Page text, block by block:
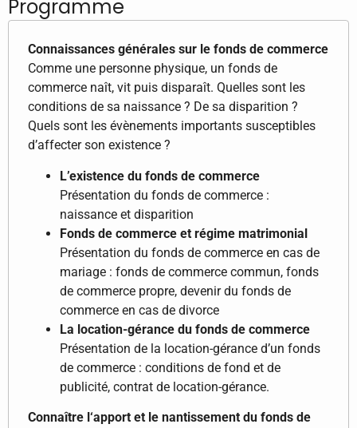
Programme
Connaissances générales sur le fonds de commerce
Comme une personne physique, un fonds de
commerce naît, vit puis disparaît. Quelles sont les
conditions de sa naissance ? De sa disparition ?
Quels sont les évènements importants susceptibles
d’affecter son existence ?
L’existence du fonds de commerce
Présentation du fonds de commerce :
naissance et disparition
Fonds de commerce et régime matrimonial
Présentation du fonds de commerce en cas de
mariage : fonds de commerce commun, fonds
de commerce propre, devenir du fonds de
commerce en cas de divorce
La location-gérance du fonds de commerce
Présentation de la location-gérance d’un fonds
de commerce : conditions de fond et de
publicité, contrat de location-gérance.
Connaître l‘apport et le nantissement du fonds de